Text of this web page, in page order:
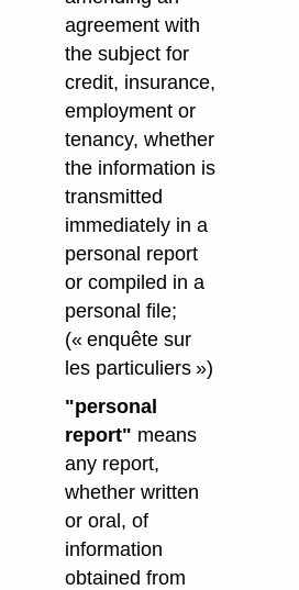
agreement with
the subject for
credit, insurance,
employment or
tenancy, whether
the information is
transmitted
immediately in a
personal report
or compiled in a
personal file;
(« enquête sur
les particuliers »)
"personal
report" means
any report,
whether written
or oral, of
information
obtained from